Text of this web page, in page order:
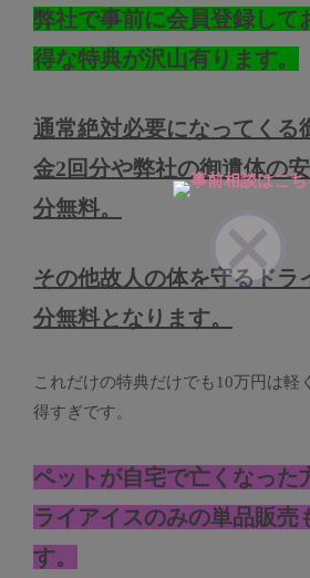
弊社で事前に会員登録して
得な特典が沢山有ります。
通常絶対必要になってくる
金2回分や弊社の御遺体の
分無料。
その他故人の体を守るドラ
分無料となります。
これだけの特典だけでも10万円は軽
得すぎです。
ペットが自宅で亡くなった
ライアイスのみの単品販売
す。